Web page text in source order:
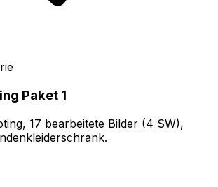
Paket 1
17 bearbeitete Bilder (4 SW),